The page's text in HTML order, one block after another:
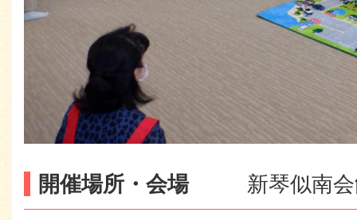
開催場所・会場 新琴似南